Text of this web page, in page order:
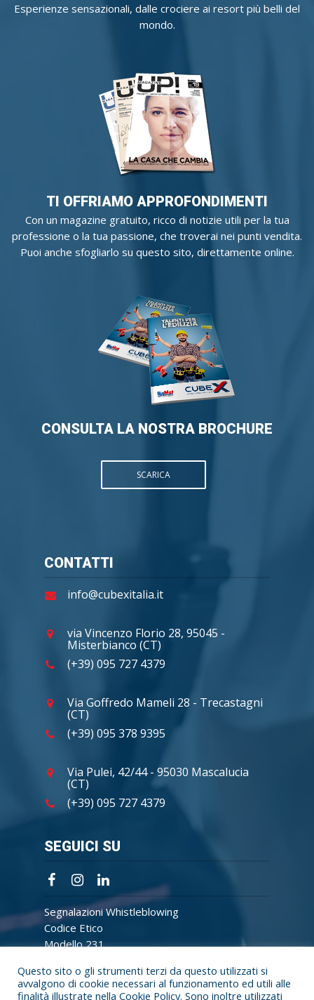
Esperienze sensazionali, dalle crociere ai resort più belli del
mondo.
TI OFFRIAMO APPROFONDIMENTI
Con un magazine gratuito, ricco di notizie utili per la tua
professione o la tua passione, che troverai nei punti vendita.
Puoi anche sfogliarlo su questo sito, direttamente online.
CONSULTA LA NOSTRA BROCHURE
SCARICA
CONTATTI
info@cubexitalia.it
via Vincenzo Florio 28, 95045 -
Misterbianco (CT)
(+39) 095 727 4379
Via Goffredo Mameli 28 - Trecastagni
(CT)
(+39) 095 378 9395
Via Pulei, 42/44 - 95030 Mascalucia
(CT)
(+39) 095 727 4379
SEGUICI SU
Segnalazioni Whistleblowing
Codice Etico
Modello 231
Questo sito o gli strumenti terzi da questo utilizzati si
avvalgono di cookie necessari al funzionamento ed utili alle
finalità illustrate nella Cookie Policy. Sono inoltre utilizzati